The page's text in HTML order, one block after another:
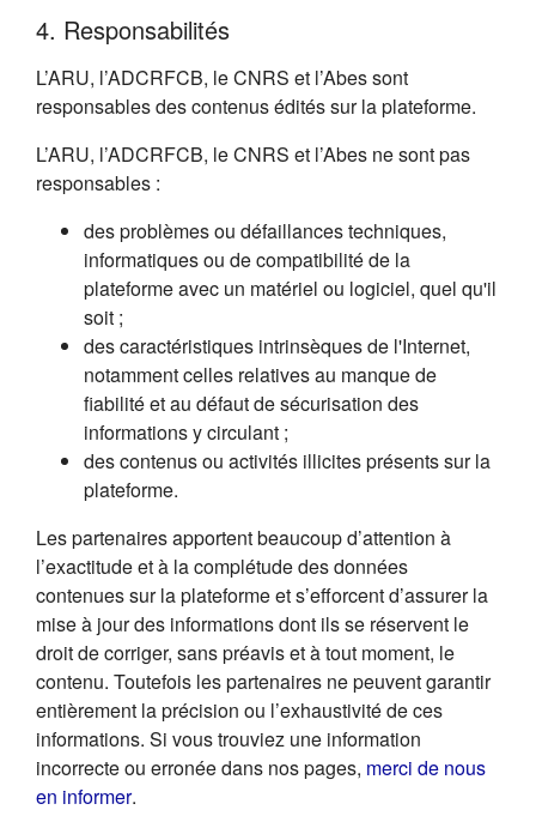
4. Responsabilités
L’ARU, l’ADCRFCB, le CNRS et l’Abes sont
responsables des contenus édités sur la plateforme.
L’ARU, l’ADCRFCB, le CNRS et l’Abes ne sont pas
responsables :
des problèmes ou défaillances techniques,
informatiques ou de compatibilité de la
plateforme avec un matériel ou logiciel, quel qu'il
soit ;
des caractéristiques intrinsèques de l'Internet,
notamment celles relatives au manque de
fiabilité et au défaut de sécurisation des
informations y circulant ;
des contenus ou activités illicites présents sur la
plateforme.
Les partenaires apportent beaucoup d’attention à
l’exactitude et à la complétude des données
contenues sur la plateforme et s’efforcent d’assurer la
mise à jour des informations dont ils se réservent le
droit de corriger, sans préavis et à tout moment, le
contenu. Toutefois les partenaires ne peuvent garantir
entièrement la précision ou l’exhaustivité de ces
informations. Si vous trouviez une information
incorrecte ou erronée dans nos pages, merci de nous
en informer(s'ouvre dans un nouvel onglet)
.